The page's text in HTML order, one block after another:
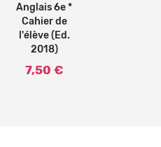
Anglais 6e *
Cahier de
l'élève (Ed.
2018)
7,50 €